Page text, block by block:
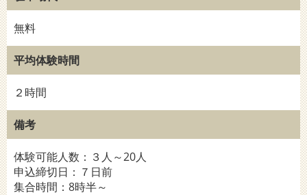
無料
平均体験時間
２時間
備考
体験可能人数：３人～20人
申込締切日：７日前
集合時間：8時半～